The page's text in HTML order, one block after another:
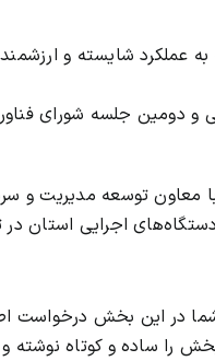
عملکرد شایسته و
معاون توسعه مدیریت و
اجرایی استان
در این بخش درخواست
را ساده و کوتاه نوشته و